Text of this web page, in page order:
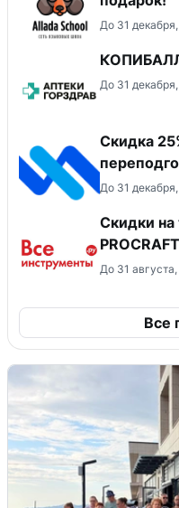
До 31
До 31
Скидка
До 31
Скидки
До 31
Все